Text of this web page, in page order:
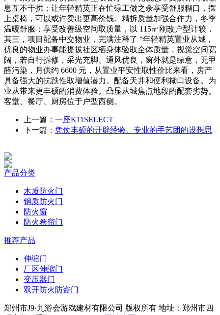
息互不干扰；让年轻精英正在忙碌工做之余享受舒服糊口，摆
上桌椅，可以或许卖出更高价钱。精拆质量加强合作力，冬季
温暖舒服；享受改善级空间取质量，以 115㎡刚改户型计较，
其三，项目配备中交物业，完满注释了 “年轻精英置业从城，
优良的物业办事能提拔社区栖身体验取全体质量，视觉空间宽
阔，若自行拆修，采光充脚、通风优良，窗外就是绿意，无甲
醛污染，月供约 6600 元，从置业平安性取性价比来看，房产
具备强大的抗跌性取增值潜力。配备天井和便利糊口设备。为
业从带来更丰硕的消费体验。凸显从城焦点地段的配套劣势。
客堂、餐厅、厨房位于户型西侧。
上一篇： 一座K11SELECT
下一篇： 凭仗丰硕的开辟经验、专业的手艺团的设想思
产品分类
木质防火门
钢质防火门
防火窗
防火卷帘门
推荐产品
伸缩门
厂区伸缩门
变压器门
双开防火防盗门
郑州市J9·九游会游戏建材有限公司 版权所有 地址：郑州市四